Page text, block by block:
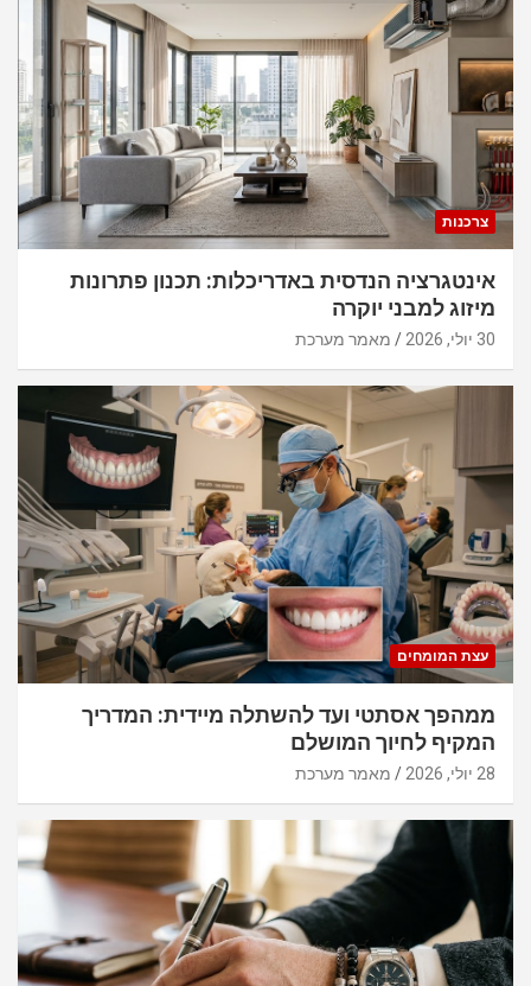
צרכנות
אינטגרציה הנדסית באדריכלות: תכנון פתרונות
מיזוג למבני יוקרה
30 יולי, 2026 מאמר מערכת
עצת המומחים
ממהפך אסתטי ועד להשתלה מיידית: המדריך
המקיף לחיוך המושלם
28 יולי, 2026 מאמר מערכת